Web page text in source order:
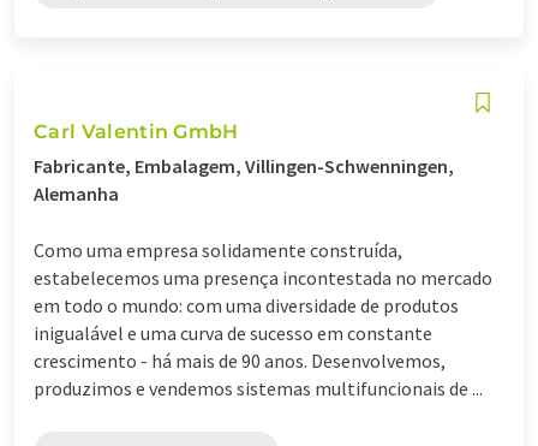
Carl Valentin GmbH
Fabricante, Embalagem, Villingen-Schwenningen,
Alemanha
Como uma empresa solidamente construída,
estabelecemos uma presença incontestada no mercado
em todo o mundo: com uma diversidade de produtos
inigualável e uma curva de sucesso em constante
crescimento - há mais de 90 anos. Desenvolvemos,
produzimos e vendemos sistemas multifuncionais de ...